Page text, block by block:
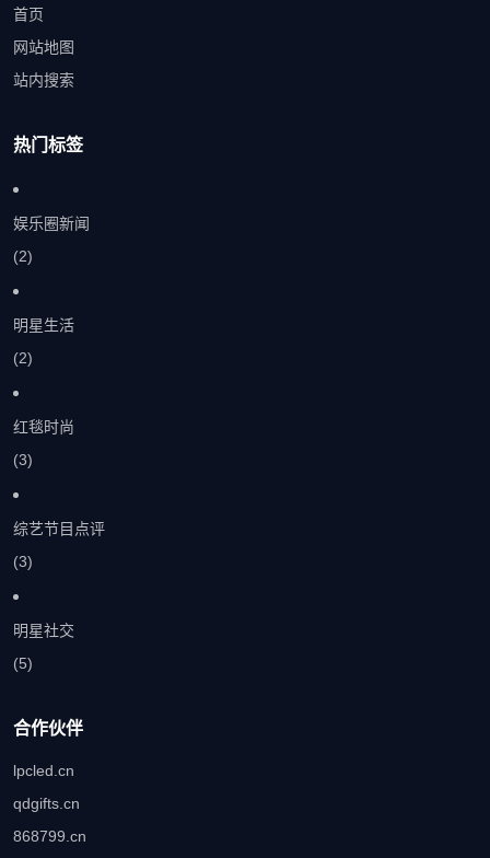
首页
网站地图
站内搜索
热门标签
娱乐圈新闻
(2)
明星生活
(2)
红毯时尚
(3)
综艺节目点评
(3)
明星社交
(5)
合作伙伴
lpcled.cn
qdgifts.cn
868799.cn